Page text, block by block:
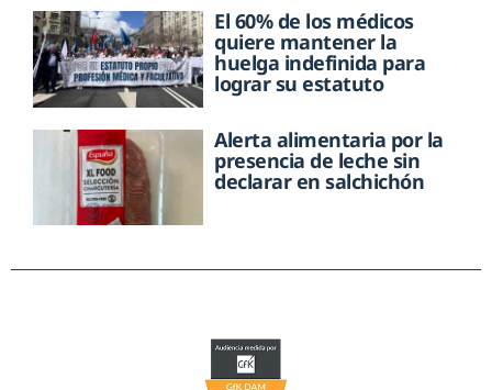
El 60% de los médicos
quiere mantener la
huelga indefinida para
lograr su estatuto
Alerta alimentaria por la
presencia de leche sin
declarar en salchichón